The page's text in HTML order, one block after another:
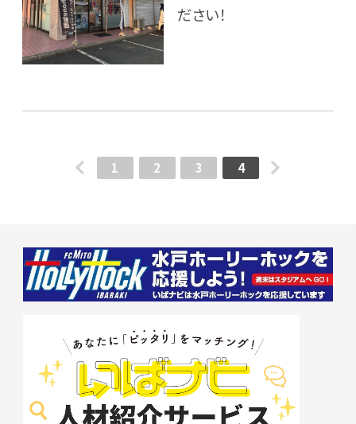
ださい！
1 2 3 4